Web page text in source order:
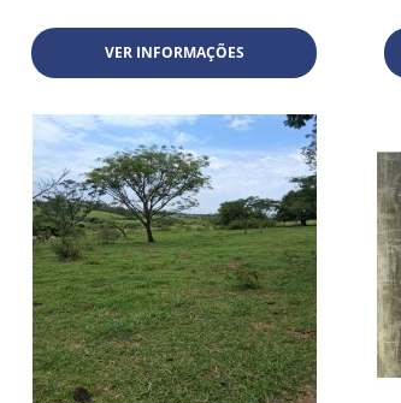
VER INFORMAÇÕES